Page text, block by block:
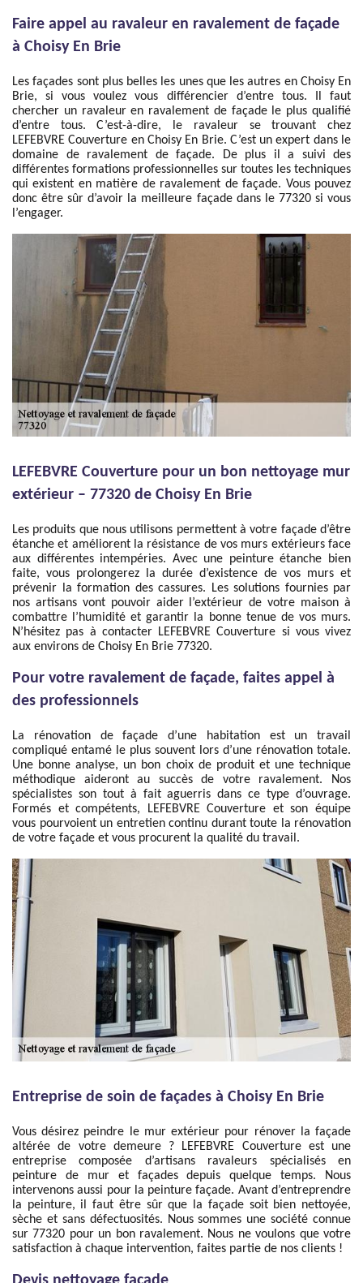
Faire appel au ravaleur en ravalement de façade
à Choisy En Brie
Les façades sont plus belles les unes que les autres en Choisy En
Brie, si vous voulez vous différencier d’entre tous. Il faut
chercher un ravaleur en ravalement de façade le plus qualifié
d’entre tous. C’est-à-dire, le ravaleur se trouvant chez
LEFEBVRE Couverture en Choisy En Brie. C’est un expert dans le
domaine de ravalement de façade. De plus il a suivi des
différentes formations professionnelles sur toutes les techniques
qui existent en matière de ravalement de façade. Vous pouvez
donc être sûr d’avoir la meilleure façade dans le 77320 si vous
l’engager.
LEFEBVRE Couverture pour un bon nettoyage mur
extérieur – 77320 de Choisy En Brie
Les produits que nous utilisons permettent à votre façade d’être
étanche et améliorent la résistance de vos murs extérieurs face
aux différentes intempéries. Avec une peinture étanche bien
faite, vous prolongerez la durée d’existence de vos murs et
prévenir la formation des cassures. Les solutions fournies par
nos artisans vont pouvoir aider l’extérieur de votre maison à
combattre l’humidité et garantir la bonne tenue de vos murs.
N’hésitez pas à contacter LEFEBVRE Couverture si vous vivez
aux environs de Choisy En Brie 77320.
Pour votre ravalement de façade, faites appel à
des professionnels
La rénovation de façade d’une habitation est un travail
compliqué entamé le plus souvent lors d’une rénovation totale.
Une bonne analyse, un bon choix de produit et une technique
méthodique aideront au succès de votre ravalement. Nos
spécialistes son tout à fait aguerris dans ce type d’ouvrage.
Formés et compétents, LEFEBVRE Couverture et son équipe
vous pourvoient un entretien continu durant toute la rénovation
de votre façade et vous procurent la qualité du travail.
Entreprise de soin de façades à Choisy En Brie
Vous désirez peindre le mur extérieur pour rénover la façade
altérée de votre demeure ? LEFEBVRE Couverture est une
entreprise composée d’artisans ravaleurs spécialisés en
peinture de mur et façades depuis quelque temps. Nous
intervenons aussi pour la peinture façade. Avant d’entreprendre
la peinture, il faut être sûr que la façade soit bien nettoyée,
sèche et sans défectuosités. Nous sommes une société connue
sur 77320 pour un bon ravalement. Nous ne voulons que votre
satisfaction à chaque intervention, faites partie de nos clients !